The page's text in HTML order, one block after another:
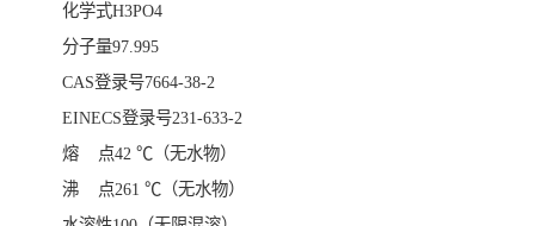
化学式H3PO4
分子量97.995
CAS登录号7664-38-2
EINECS登录号231-633-2
熔 点42 ℃（无水物）
沸 点261 ℃（无水物）